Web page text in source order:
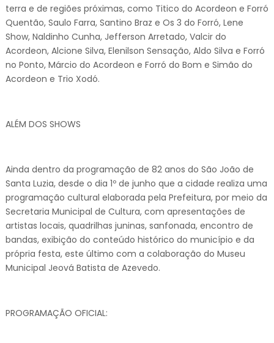
terra e de regiões próximas, como Titico do Acordeon e Forró
Quentão, Saulo Farra, Santino Braz e Os 3 do Forró, Lene
Show, Naldinho Cunha, Jefferson Arretado, Valcir do
Acordeon, Alcione Silva, Elenilson Sensação, Aldo Silva e Forró
no Ponto, Márcio do Acordeon e Forró do Bom e Simão do
Acordeon e Trio Xodó.
ALÉM DOS SHOWS
Ainda dentro da programação de 82 anos do São João de
Santa Luzia, desde o dia 1º de junho que a cidade realiza uma
programação cultural elaborada pela Prefeitura, por meio da
Secretaria Municipal de Cultura, com apresentações de
artistas locais, quadrilhas juninas, sanfonada, encontro de
bandas, exibição do conteúdo histórico do município e da
própria festa, este último com a colaboração do Museu
Municipal Jeová Batista de Azevedo.
PROGRAMAÇÃO OFICIAL: